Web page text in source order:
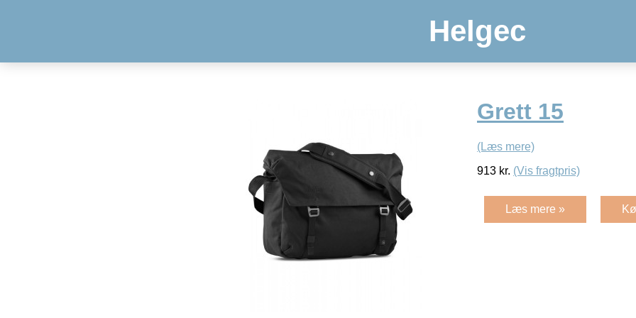
Helgec
Grett 15
(Læs mere)
913 kr. (Vis fragtpris)
Læs mere »